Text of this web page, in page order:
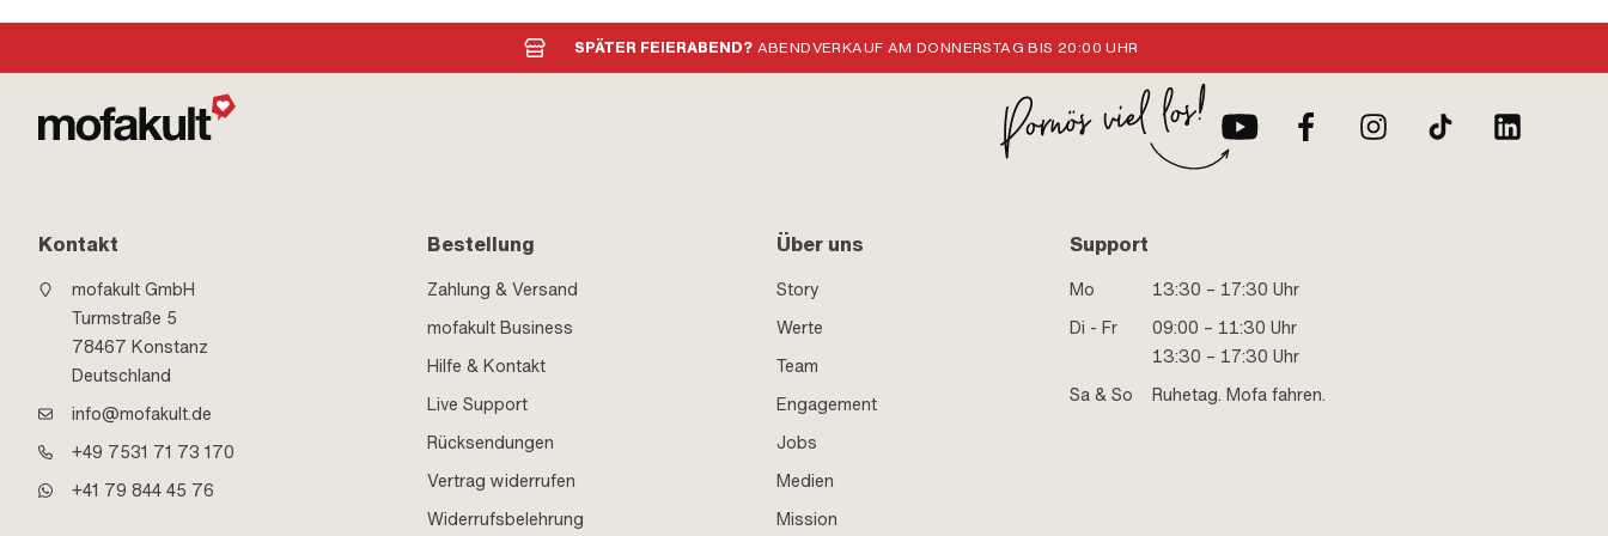
SPÄTER FEIERABEND? ABENDVERKAUF AM DONNERSTAG BIS 20:00 UHR
Kontakt
mofakult GmbH
Turmstraße 5
78467 Konstanz
Deutschland
info@mofakult.de
+49 7531 71 73 170
+41 79 844 45 76
Bestellung
Zahlung & Versand
mofakult Business
Hilfe & Kontakt
Live Support
Rücksendungen
Vertrag widerrufen
Widerrufsbelehrung
Über uns
Story
Werte
Team
Engagement
Jobs
Medien
Mission
Support
Mo
13:30 – 17:30 Uhr
Di - Fr
09:00 – 11:30 Uhr
13:30 – 17:30 Uhr
Sa & So
Ruhetag. Mofa fahren.